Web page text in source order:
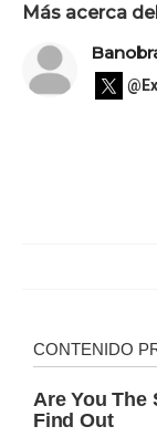
Más acerca